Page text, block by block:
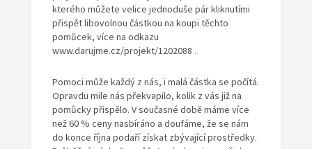
kterého můžete velice jednoduše pár kliknutími
přispět libovolnou částkou na koupi těchto
pomůcek, více na odkazu
www.darujme.cz/projekt/1202088 .
Pomoci může každý z nás, i malá částka se počítá.
Opravdu mile nás překvapilo, kolik z vás již na
pomůcky přispělo. V současné době máme více
než 60 % ceny nasbíráno a doufáme, že se nám
do konce října podaří získat zbývající prostředky.